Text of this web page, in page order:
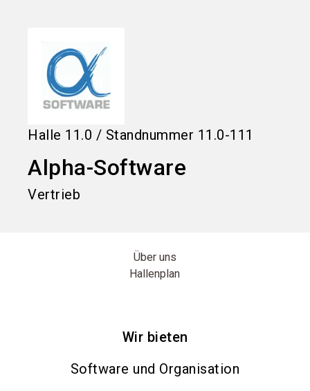
Halle 11.0 / Standnummer 11.0-111
Alpha-Software
Vertrieb
Über uns
Hallenplan
Wir bieten
Software und Organisation